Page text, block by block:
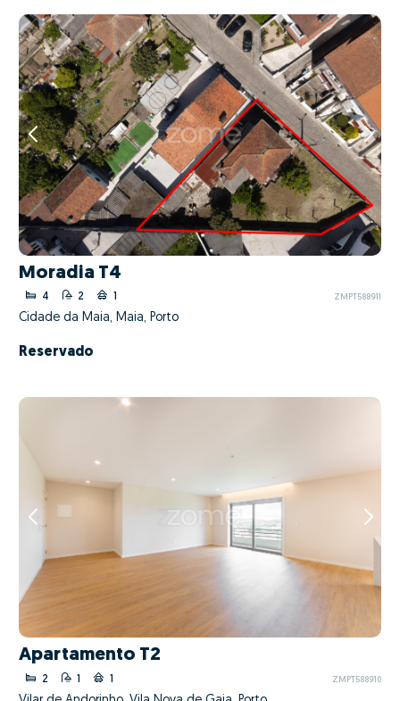
Moradia T4
4 2 1 ZMPT588911
Cidade da Maia, Maia, Porto
Reservado
Apartamento T2
2 1 1 ZMPT588910